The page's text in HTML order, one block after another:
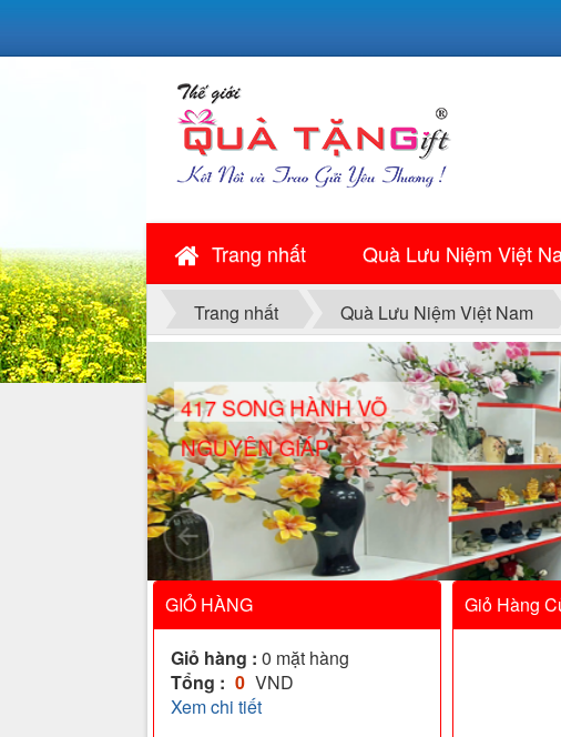
Trang nhất Quà Lưu Niệm Việt
Trang nhất Quà Lưu Niệm Việt Nam
Giỏ Hàng
GIỎ HÀNG
Giỏ hàng : 0 mặt hàng
Tổng : 0 VND
Xem chi tiết